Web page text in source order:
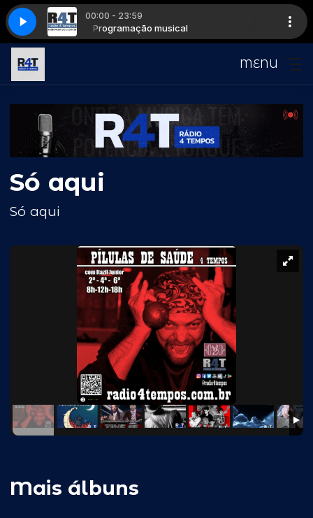
00:00 - 23:59
Programação musical
fourstroke056
MENU
Só aqui
Só aqui
Mais álbuns